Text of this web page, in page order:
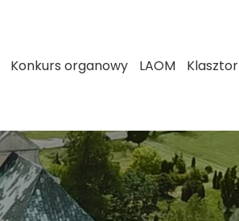
Konkurs organowy LAOM Klasztor